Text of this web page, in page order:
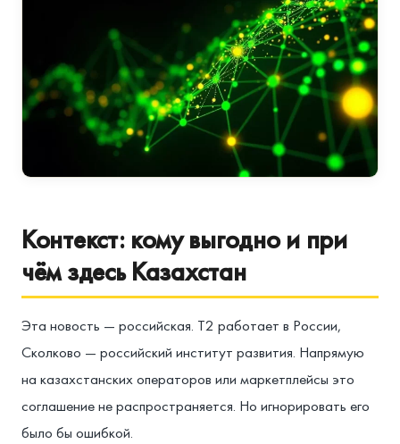
Контекст: кому выгодно и при
чём здесь Казахстан
Эта новость — российская. Т2 работает в России,
Сколково — российский институт развития. Напрямую
на казахстанских операторов или маркетплейсы это
соглашение не распространяется. Но игнорировать его
было бы ошибкой.